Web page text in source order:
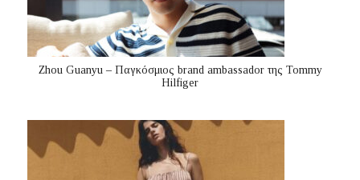
Zhou Guanyu – Παγκόσμιος brand ambassador της Tommy
Hilfiger